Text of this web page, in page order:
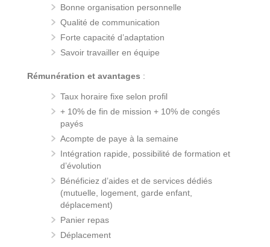
Bonne organisation personnelle
Qualité de communication
Forte capacité d’adaptation
Savoir travailler en équipe
Rémunération et avantages :
Taux horaire fixe selon profil
+ 10% de fin de mission + 10% de congés
payés
Acompte de paye à la semaine
Intégration rapide, possibilité de formation et
d’évolution
Bénéficiez d’aides et de services dédiés
(mutuelle, logement, garde enfant,
déplacement)
Panier repas
Déplacement